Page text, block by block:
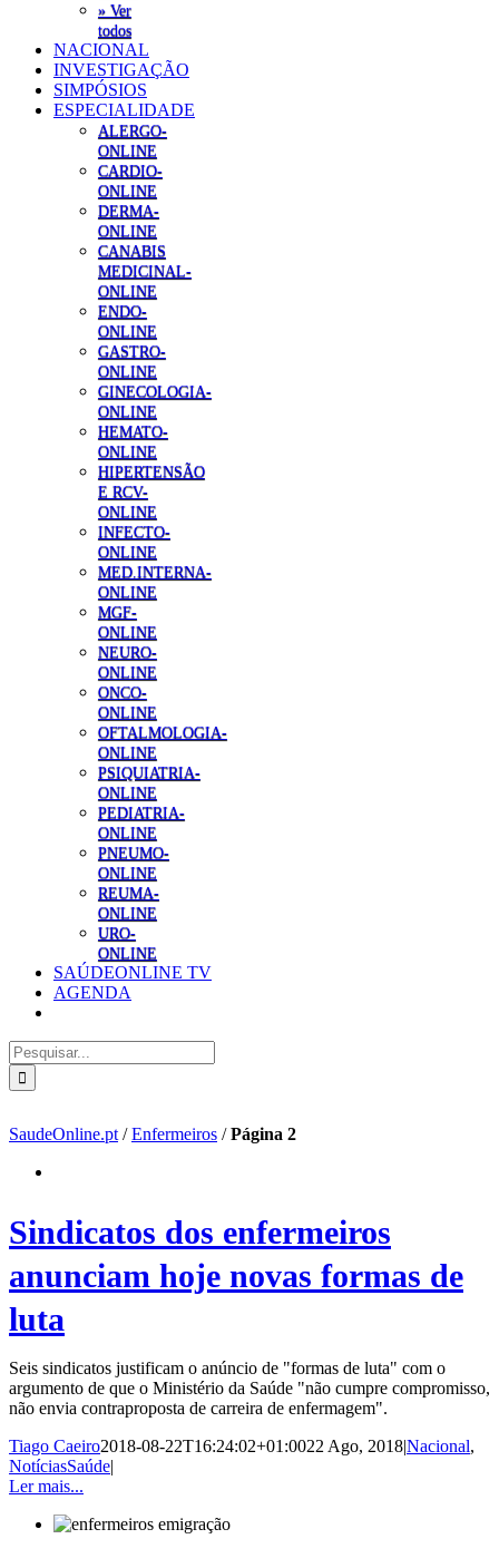
» Ver
todos
NACIONAL
INVESTIGAÇÃO
SIMPÓSIOS
ESPECIALIDADE
ALERGO-
ONLINE
CARDIO-
ONLINE
DERMA-
ONLINE
CANABIS
MEDICINAL-
ONLINE
ENDO-
ONLINE
GASTRO-
ONLINE
GINECOLOGIA-
ONLINE
HEMATO-
ONLINE
HIPERTENSÃO
E RCV-
ONLINE
INFECTO-
ONLINE
MED.INTERNA-
ONLINE
MGF-
ONLINE
NEURO-
ONLINE
ONCO-
ONLINE
OFTALMOLOGIA-
ONLINE
PSIQUIATRIA-
ONLINE
PEDIATRIA-
ONLINE
PNEUMO-
ONLINE
REUMA-
ONLINE
URO-
ONLINE
SAÚDEONLINE TV
AGENDA
Pesquisar
SaudeOnline.pt /Enfermeiros /Página 2
Sindicatos dos enfermeiros
anunciam hoje novas formas de
luta
Seis sindicatos justificam o anúncio de "formas de luta" com o
argumento de que o Ministério da Saúde "não cumpre compromisso,
não envia contraproposta de carreira de enfermagem".
Tiago Caeiro2018-08-22T16:24:02+01:0022 Ago, 2018|Nacional,
NotíciasSaúde|
Ler mais...